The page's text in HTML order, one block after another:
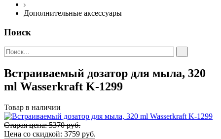
Дополнительные аксессуары
Поиск
Встраиваемый дозатор для мыла, 320
ml Wasserkraft K-1299
Товар в наличии
Старая цена: 5370 руб.
Цена со скидкой: 3759 руб.